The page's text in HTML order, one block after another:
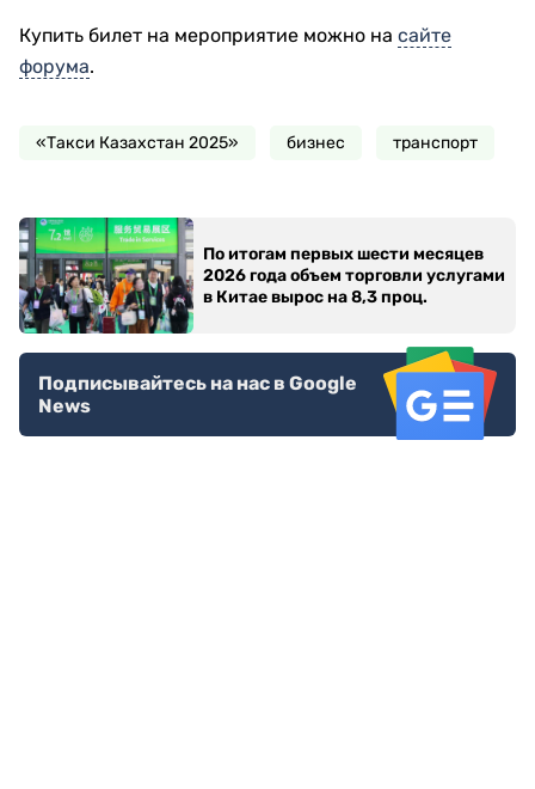
Купить билет на мероприятие можно на сайте
форума.
«Такси Казахстан 2025» бизнес транспорт
По итогам первых шести месяцев
2026 года объем торговли услугами
в Китае вырос на 8,3 проц.
Подписывайтесь на нас в Google
News